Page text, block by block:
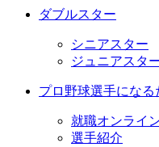
ダブルスター
シニアスター
ジュニアスタ
プロ野球選手になる
就職オンライ
選手紹介